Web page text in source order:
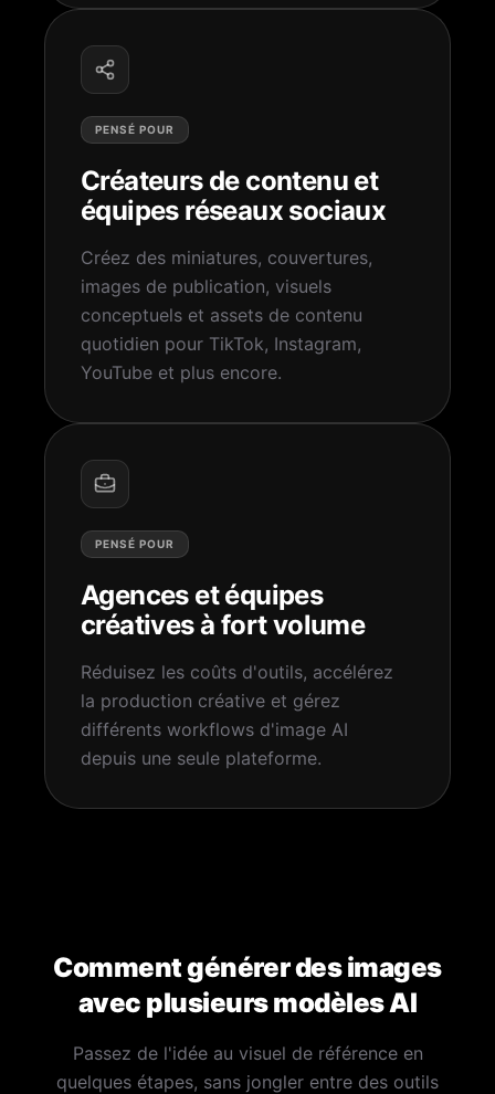
PENSÉ POUR
Créateurs de contenu et
équipes réseaux sociaux
Créez des miniatures, couvertures,
images de publication, visuels
conceptuels et assets de contenu
quotidien pour TikTok, Instagram,
YouTube et plus encore.
PENSÉ POUR
Agences et équipes
créatives à fort volume
Réduisez les coûts d'outils, accélérez
la production créative et gérez
différents workflows d'image AI
depuis une seule plateforme.
Comment générer des images
avec plusieurs modèles AI
Passez de l'idée au visuel de référence en
quelques étapes, sans jongler entre des outils